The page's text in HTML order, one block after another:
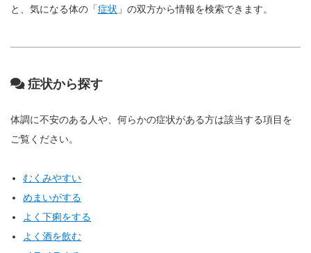
と、気になる体の「症状 」の双方から情報を検索できます。
症状から探す
体調に不安のある人や、何らかの症状がある方は該当する項目を
ご覧ください。
むくみやすい
めまいがする
よく下痢をする
よく酒を飲む